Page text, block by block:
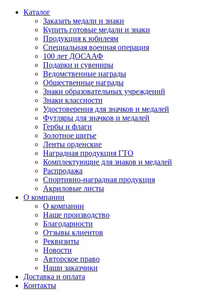
Каталог
Заказать медали и знаки
Купить готовые медали и знаки
Продукция к юбилеям
Специальная военная операция
100 лет ДОСААФ
Подарки и сувениры
Ведомственные награды
Общественные награды
Знаки образовательных учреждений
Знаки классности
Удостоверения для значков и медалей
Футляры для значков и медалей
Гербы и флаги
Золотное шитье
Ленты орденские
Наградная продукция ГТО
Комплектующие для знаков и медалей
Распродажа
Спортивно-наградная продукция
Акриловые листы
О компании
О компании
Наше производство
Благодарности
Отзывы клиентов
Реквизиты
Новости
Авторское право
Наши заказчики
Доставка и оплата
Контакты